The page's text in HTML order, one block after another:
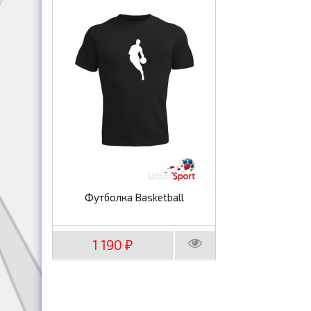
Футболка Basketball
1 190₽